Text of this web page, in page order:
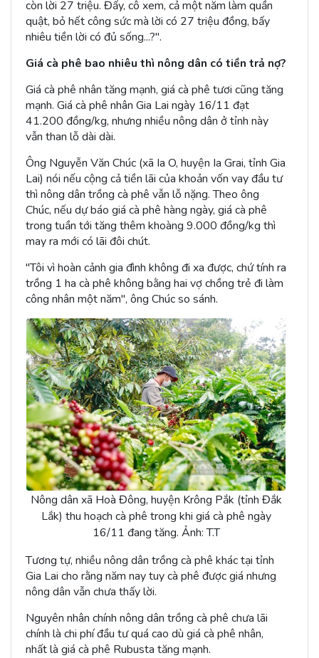
còn lời 27 triệu. Đấy, cô xem, cả một năm làm quần
quật, bỏ hết công sức mà lời có 27 triệu đồng, bấy
nhiêu tiền lời có đủ sống...?".
Giá cà phê bao nhiêu thì nông dân có tiền trả nợ?
Giá cà phê nhân tăng mạnh, giá cà phê tươi cũng tăng
mạnh. Giá cà phê nhân Gia Lai ngày 16/11 đạt
41.200 đồng/kg, nhưng nhiều nông dân ở tỉnh này
vẫn than lỗ dài dài.
Ông Nguyễn Văn Chúc (xã Ia O, huyện Ia Grai, tỉnh Gia
Lai) nói nếu cộng cả tiền lãi của khoản vốn vay đầu tư
thì nông dân trồng cà phê vẫn lỗ nặng. Theo ông
Chúc, nếu dự báo giá cà phê hàng ngày, giá cà phê
trong tuần tới tăng thêm khoàng 9.000 đồng/kg thì
may ra mới có lãi đôi chút.
"Tôi vì hoàn cảnh gia đình không đi xa được, chứ tính ra
trồng 1 ha cà phê không bằng hai vợ chồng trẻ đi làm
công nhân một năm", ông Chúc so sánh.
Nông dân xã Hoà Đông, huyện Krông Pắk (tỉnh Đắk
Lắk) thu hoạch cà phê trong khi giá cà phê ngày
16/11 đang tăng. Ảnh: T.T
Tương tự, nhiều nông dân trồng cà phê khác tại tỉnh
Gia Lai cho rằng năm nay tuy cà phê được giá nhưng
nông dân vẫn chưa thấy lời.
Nguyên nhân chính nông dân trồng cà phê chưa lãi
chính là chi phí đầu tư quá cao dù giá cà phê nhân,
nhất là giá cà phê Rubusta tăng mạnh.